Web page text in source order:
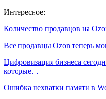
Интересное:
Количество продавцов на
Все продавцы Ozon теперь
Цифровизация бизнеса
которые…
Ошибка нехватки памяти в